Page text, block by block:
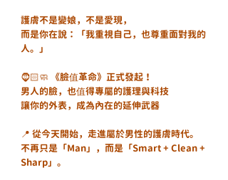
護膚不是變娘，不是愛現，
而是你在說：「我重視自己，也尊重面對我的
人。」
🧔🏻🧼 《臉值革命》正式發起！
男人的臉，也值得專屬的護理與科技
讓你的外表，成為內在的延伸武器
📍 從今天開始，走進屬於男性的護膚時代。
不再只是「Man」，而是「Smart + Clean +
Sharp」。